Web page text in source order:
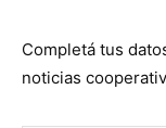
Completá tus
noticias